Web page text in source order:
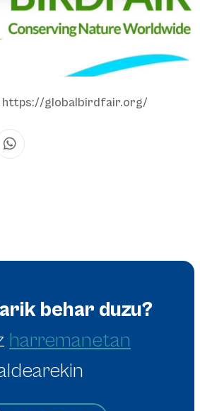
https://globalbirdfair.org/
behar duzu?
harremanetan